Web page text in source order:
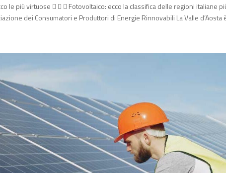
le più virtuose    Fotovoltaico: ecco la classifica delle regioni italiane
dei Consumatori e Produttori di Energie Rinnovabili La Valle d’Aosta